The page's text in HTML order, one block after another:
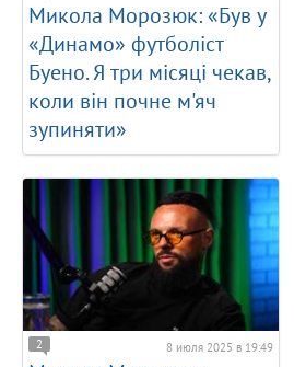
Микола Морозюк: «Був у
«Динамо» футболіст
Буено. Я три місяці чекав,
коли він почне м'яч
зупиняти»
2 8 июля 2025 в 19:49